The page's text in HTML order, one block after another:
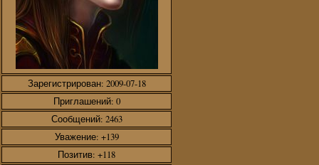
Зарегистрирован: 2009-07-18
Приглашений: 0
Сообщений: 2463
Уважение: +139
Позитив: +118